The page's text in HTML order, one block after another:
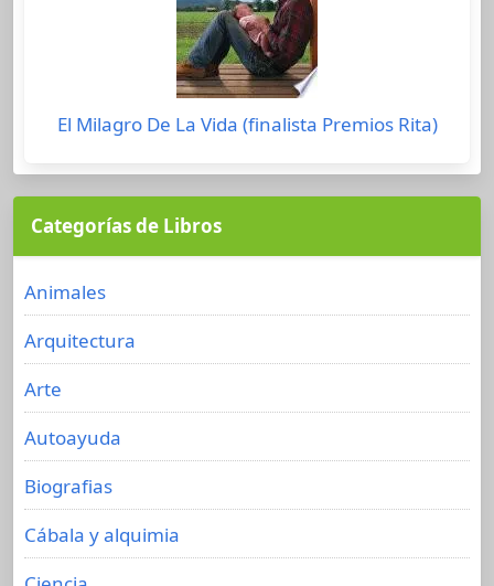
El Milagro De La Vida (finalista Premios Rita)
Categorías de Libros
Animales
Arquitectura
Arte
Autoayuda
Biografias
Cábala y alquimia